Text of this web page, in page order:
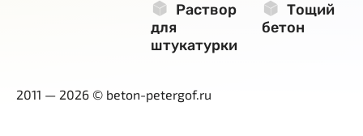
Раствор
для
штукатурки
Тощий
бетон
2011 — 2026 © beton-petergof.ru